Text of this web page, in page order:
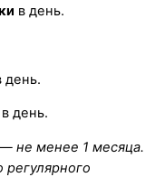
в день.
день.
в день.
не менее 1 месяца.
регулярного